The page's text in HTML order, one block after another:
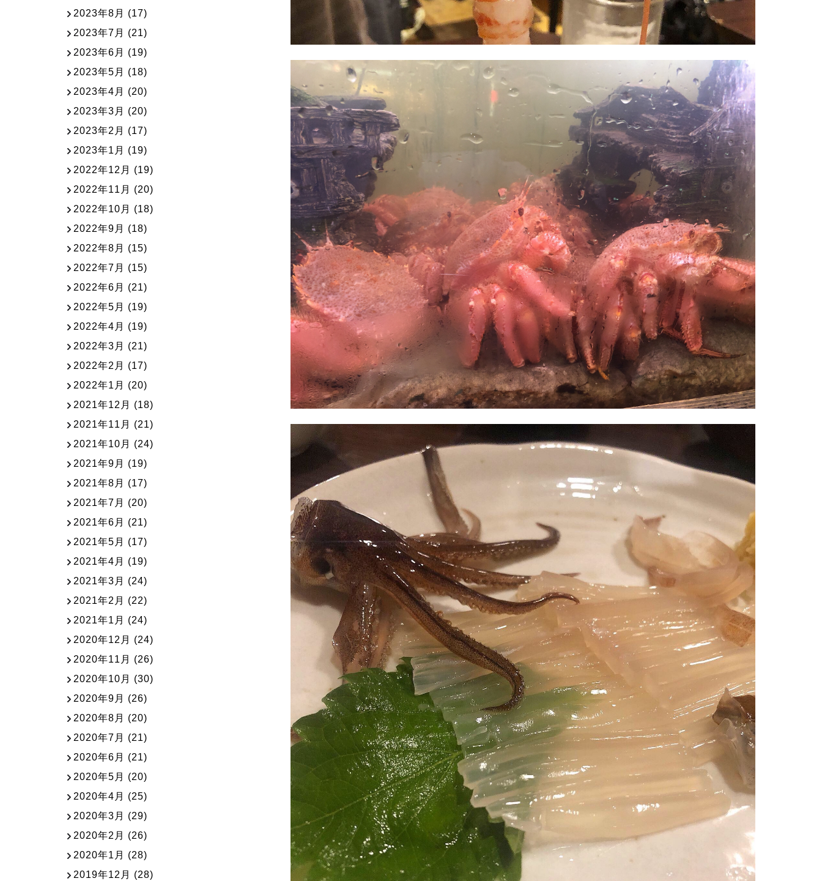
2023年8月 (17)
2023年7月 (21)
2023年6月 (19)
2023年5月 (18)
2023年4月 (20)
2023年3月 (20)
2023年2月 (17)
2023年1月 (19)
2022年12月 (19)
2022年11月 (20)
2022年10月 (18)
2022年9月 (18)
2022年8月 (15)
2022年7月 (15)
2022年6月 (21)
2022年5月 (19)
2022年4月 (19)
2022年3月 (21)
2022年2月 (17)
2022年1月 (20)
2021年12月 (18)
2021年11月 (21)
2021年10月 (24)
2021年9月 (19)
2021年8月 (17)
2021年7月 (20)
2021年6月 (21)
2021年5月 (17)
2021年4月 (19)
2021年3月 (24)
2021年2月 (22)
2021年1月 (24)
2020年12月 (24)
2020年11月 (26)
2020年10月 (30)
2020年9月 (26)
2020年8月 (20)
2020年7月 (21)
2020年6月 (21)
2020年5月 (20)
2020年4月 (25)
2020年3月 (29)
2020年2月 (26)
2020年1月 (28)
2019年12月 (28)